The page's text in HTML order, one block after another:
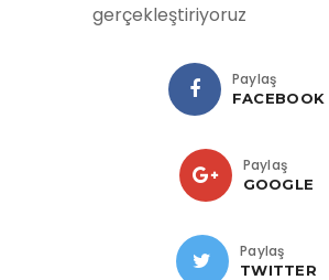
gerçekleştiriyoruz
Paylaş
FACEBOOK
Paylaş
GOOGLE
Paylaş
TWITTER